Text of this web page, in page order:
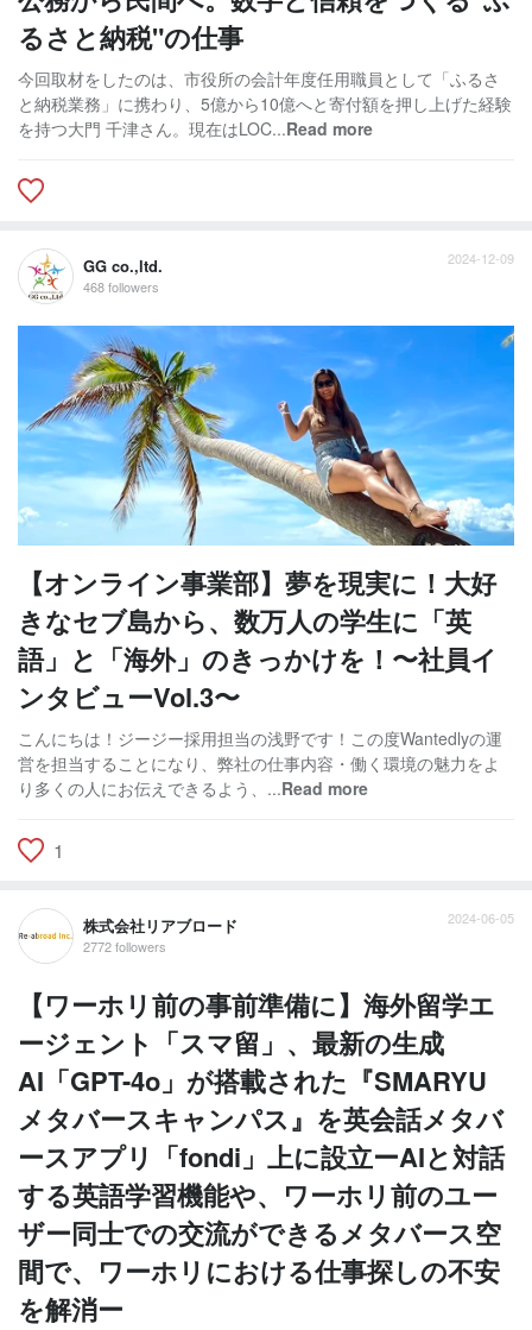
るさと納税"の仕事
今回取材をしたのは、市役所の会計年度任用職員として「ふるさ
と納税業務」に携わり、5億から10億へと寄付額を押し上げた経験
を持つ大門 千津さん。現在はLOC...Read more
GG co.,ltd.
468 followers
2024-12-09
【オンライン事業部】夢を現実に！大好
きなセブ島から、数万人の学生に「英
語」と「海外」のきっかけを！〜社員イ
ンタビューVol.3〜
こんにちは！ジージー採用担当の浅野です！この度Wantedlyの運
営を担当することになり、弊社の仕事内容・働く環境の魅力をよ
り多くの人にお伝えできるよう、...Read more
1
株式会社リアブロード
2772 followers
2024-06-05
【ワーホリ前の事前準備に】海外留学エ
ージェント「スマ留」、最新の⽣成
AI「GPT-4o」が搭載された『SMARYU
メタバースキャンパス』を英会話メタバ
ースアプリ「fondi」上に設立ーAIと対話
する英語学習機能や、ワーホリ前のユー
ザー同士での交流ができるメタバース空
間で、ワーホリにおける仕事探しの不安
を解消ー